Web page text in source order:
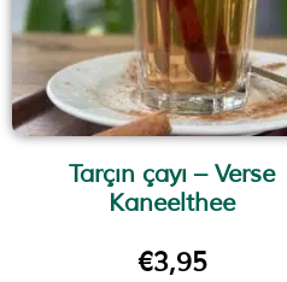
Tarçın çayı – Verse
Kaneelthee
€3,95